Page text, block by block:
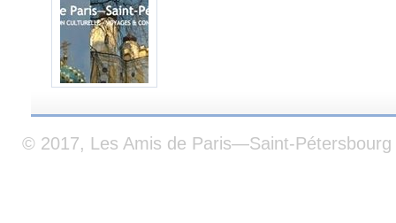
© 2017, Les Amis de Paris—Saint-Pétersbourg